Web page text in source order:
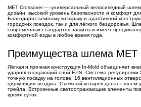
MET Crossover — универсальный велосипедный
дизайн, высокий уровень безопасности и комфорт
Благодаря съёмному козырьку и адаптивной
городских поездок, так и для лёгкого бездорожья.
современных стандартов защиты и имеет
комфортной езды в любое время года.
Преимущества шлема MET
Лёгкая и прочная конструкция In-Mold объединяет
ударопоглощающий слой EPS. Система регулировки
точную посадку на голове. 16 вентиляционных
циркуляции воздуха. Съёмный козырёк делает
трейла. Встроенные светоотражающие элементы
время суток.